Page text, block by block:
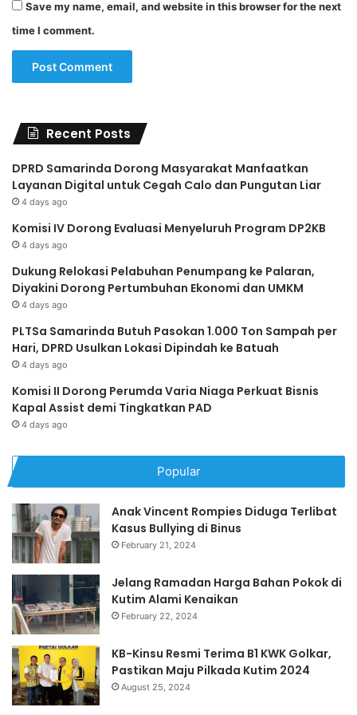
Save my name, email, and website in this browser for the next
time I comment.
Recent Posts
DPRD Samarinda Dorong Masyarakat Manfaatkan
Layanan Digital untuk Cegah Calo dan Pungutan Liar
4 days ago
Komisi IV Dorong Evaluasi Menyeluruh Program DP2KB
4 days ago
Dukung Relokasi Pelabuhan Penumpang ke Palaran,
Diyakini Dorong Pertumbuhan Ekonomi dan UMKM
4 days ago
PLTSa Samarinda Butuh Pasokan 1.000 Ton Sampah per
Hari, DPRD Usulkan Lokasi Dipindah ke Batuah
4 days ago
Komisi II Dorong Perumda Varia Niaga Perkuat Bisnis
Kapal Assist demi Tingkatkan PAD
4 days ago
Popular
Anak Vincent Rompies Diduga Terlibat
Kasus Bullying di Binus
February 21, 2024
Jelang Ramadan Harga Bahan Pokok di
Kutim Alami Kenaikan
February 22, 2024
KB-Kinsu Resmi Terima B1 KWK Golkar,
Pastikan Maju Pilkada Kutim 2024
August 25, 2024